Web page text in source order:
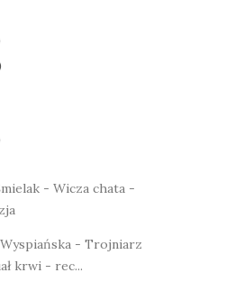
- Wicza chata -
- Trojniarz
krwi - rec...